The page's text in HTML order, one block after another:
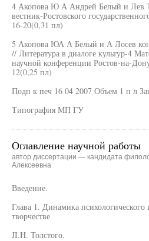
4 Акопова Ю А Андрей Белый и Лев
вестник-Ростовского
16-20(0,31 пл)
5 Акопова ЮА А Белый и А Лосев
// Литература в диалоге культур-4
научной конференции Ростов-на-
12(0,25 пл)
Подп к печ 16 04 2007 Объем 1 п л
Типография МП ГУ
Оглавление научной работы
автор диссертации — кандидата
Алексеевна
Введение.
Глава 1. Динамика психологического
творчестве
JI.H. Толстого.